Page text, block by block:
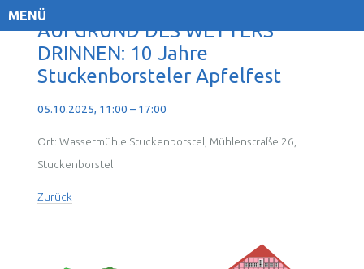
MENÜ
AUFGRUND DES WETTERS
DRINNEN: 10 Jahre
Stuckenborsteler Apfelfest
05.10.2025, 11:00 – 17:00
Ort: Wassermühle Stuckenborstel, Mühlenstraße 26,
Stuckenborstel
Zurück